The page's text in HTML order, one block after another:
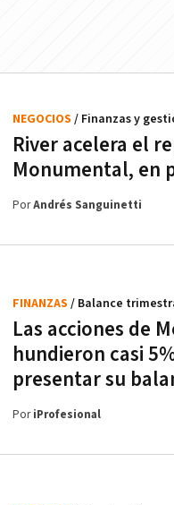
River acelera el
Monumental, en
NEGOCIOS / Finanzas y
PorAndrés Sanguinetti
Las acciones de
hundieron casi
presentar su
FINANZAS / Balance
PoriProfesional